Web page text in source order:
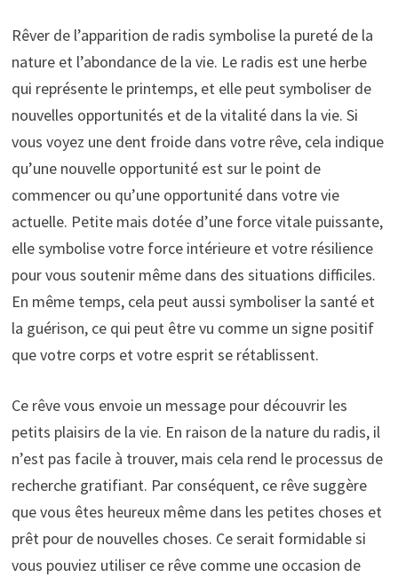
Rêver de l’apparition de radis symbolise la pureté de la
nature et l’abondance de la vie. Le radis est une herbe
qui représente le printemps, et elle peut symboliser de
nouvelles opportunités et de la vitalité dans la vie. Si
vous voyez une dent froide dans votre rêve, cela indique
qu’une nouvelle opportunité est sur le point de
commencer ou qu’une opportunité dans votre vie
actuelle. Petite mais dotée d’une force vitale puissante,
elle symbolise votre force intérieure et votre résilience
pour vous soutenir même dans des situations difficiles.
En même temps, cela peut aussi symboliser la santé et
la guérison, ce qui peut être vu comme un signe positif
que votre corps et votre esprit se rétablissent.
Ce rêve vous envoie un message pour découvrir les
petits plaisirs de la vie. En raison de la nature du radis, il
n’est pas facile à trouver, mais cela rend le processus de
recherche gratifiant. Par conséquent, ce rêve suggère
que vous êtes heureux même dans les petites choses et
prêt pour de nouvelles choses. Ce serait formidable si
vous pouviez utiliser ce rêve comme une occasion de